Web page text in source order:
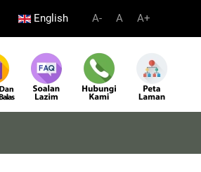
English A- A A+